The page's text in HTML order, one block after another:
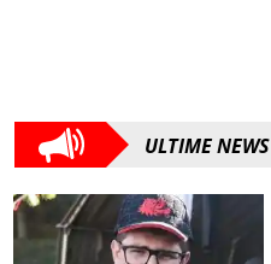
ULTIME NEWS